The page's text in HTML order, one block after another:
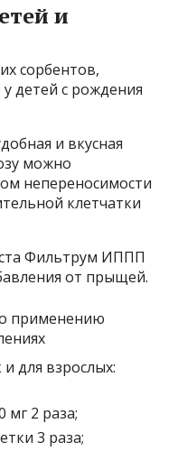
и
сорбентов,
детей с рождения
и вкусная
можно
непереносимости
клетчатки
Фильтрум ИППП
от прыщей.
для взрослых:
мг 2 раза;
3 раза;